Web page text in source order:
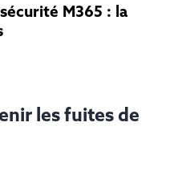
M365 : la
les fuites de